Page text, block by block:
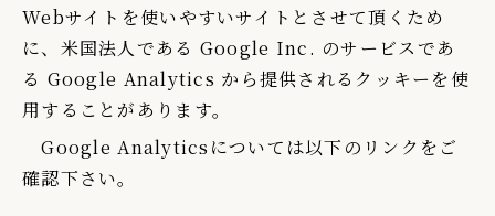
Webサイトを使いやすいサイトとさせて頂くため
に、米国法人である Google Inc. のサービスであ
る Google Analytics から提供されるクッキーを使
用することがあります。
Google Analyticsについては以下のリンクをご
確認下さい。